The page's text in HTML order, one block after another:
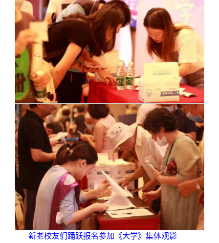
联系我们
新老校友们踊跃报名参加《大学》集体观影